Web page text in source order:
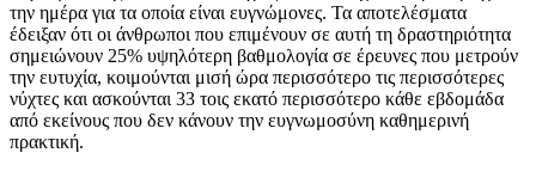
την ημέρα για τα οποία είναι ευγνώμονες. Τα αποτελέσματα
έδειξαν ότι οι άνθρωποι που επιμένουν σε αυτή τη δραστηριότητα
σημειώνουν 25% υψηλότερη βαθμολογία σε έρευνες που μετρούν
την ευτυχία, κοιμούνται μισή ώρα περισσότερο τις περισσότερες
νύχτες και ασκούνται 33 τοις εκατό περισσότερο κάθε εβδομάδα
από εκείνους που δεν κάνουν την ευγνωμοσύνη καθημερινή
πρακτική.